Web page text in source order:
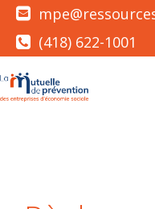
(418) 622-1001